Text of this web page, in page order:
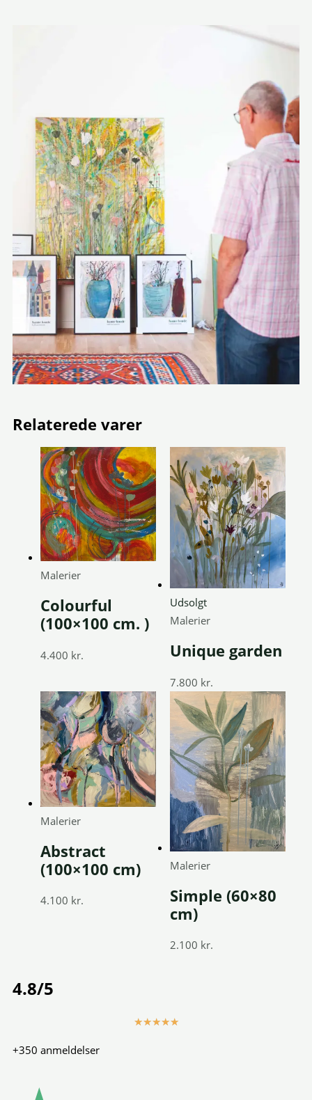
Relaterede varer
Malerier
Colourful
(100×100 cm. )
4.400 kr.
Udsolgt
Malerier
Unique garden
7.800 kr.
Malerier
Abstract
(100×100 cm)
4.100 kr.
Malerier
Simple (60×80
cm)
2.100 kr.
4.8/5
★★★★★Rated
+350 anmeldelser